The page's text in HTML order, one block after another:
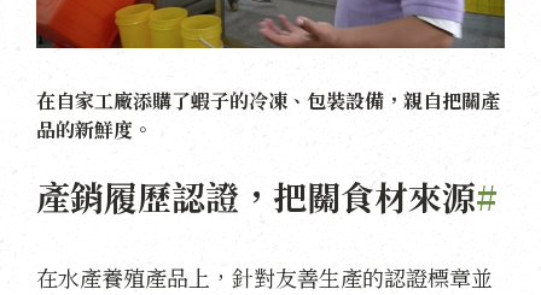
在自家工廠添購了蝦子的冷凍、包裝設備，親自把關產
品的新鮮度。
產銷履歷認證，把關食材來源#
在水產養殖產品上，針對友善生產的認證標章並